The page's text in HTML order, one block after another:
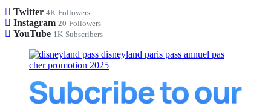
Twitter 4K Followers
Instagram 20 Followers
YouTube 1K Subscribers